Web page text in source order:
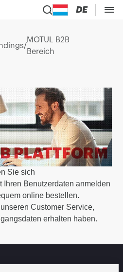
DE
/
MOTUL B2B
Bereich
Sie sich
Ihren Benutzerdaten anmelden
online bestellen.
Customer Service,
erhalten haben.